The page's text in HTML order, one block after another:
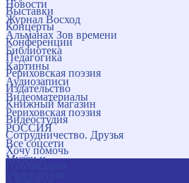
Новости
Журнал Восход
Альманах Зов времени
Библиотека
Картины
Аудиозаписи
Видеоматериалы
Рериховская поэзия
РОССИЯ
Все соцсети
Музеи и
Выставки
Концерты
Конференции
Педагогика
Рериховская поэзия
Издательство
Книжный магазин
Видеостудия
Сотрудничество. Друзья
Хочу помочь